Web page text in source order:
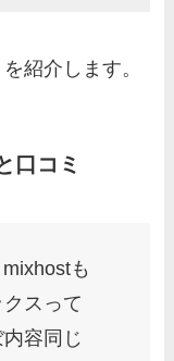
紹介します。
口コミ
も
スって
容同じ